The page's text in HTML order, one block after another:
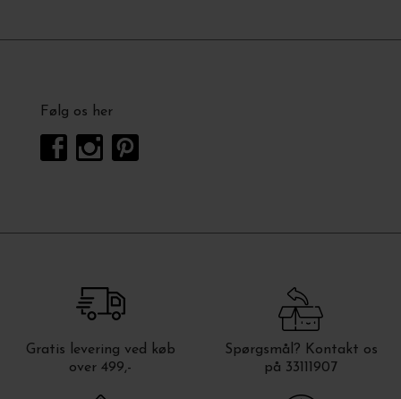
Følg os her
Gratis levering ved køb
over 499,-
Spørgsmål? Kontakt os
på 33111907